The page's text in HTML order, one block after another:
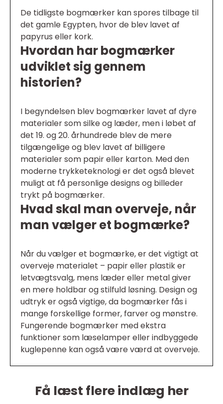
De tidligste bogmærker kan spores tilbage til
det gamle Egypten, hvor de blev lavet af
papyrus eller kork.
Hvordan har bogmærker
udviklet sig gennem
historien?
I begyndelsen blev bogmærker lavet af dyre
materialer som silke og læder, men i løbet af
det 19. og 20. århundrede blev de mere
tilgængelige og blev lavet af billigere
materialer som papir eller karton. Med den
moderne trykketeknologi er det også blevet
muligt at få personlige designs og billeder
trykt på bogmærker.
Hvad skal man overveje, når
man vælger et bogmærke?
Når du vælger et bogmærke, er det vigtigt at
overveje materialet – papir eller plastik er
letvægtsvalg, mens læder eller metal giver
en mere holdbar og stilfuld løsning. Design og
udtryk er også vigtige, da bogmærker fås i
mange forskellige former, farver og mønstre.
Fungerende bogmærker med ekstra
funktioner som læselamper eller indbyggede
kuglepenne kan også være værd at overveje.
Få læst flere indlæg her